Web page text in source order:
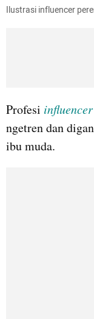
Ilustrasi influencer
Profesi influencer
ngetren dan
ibu muda.